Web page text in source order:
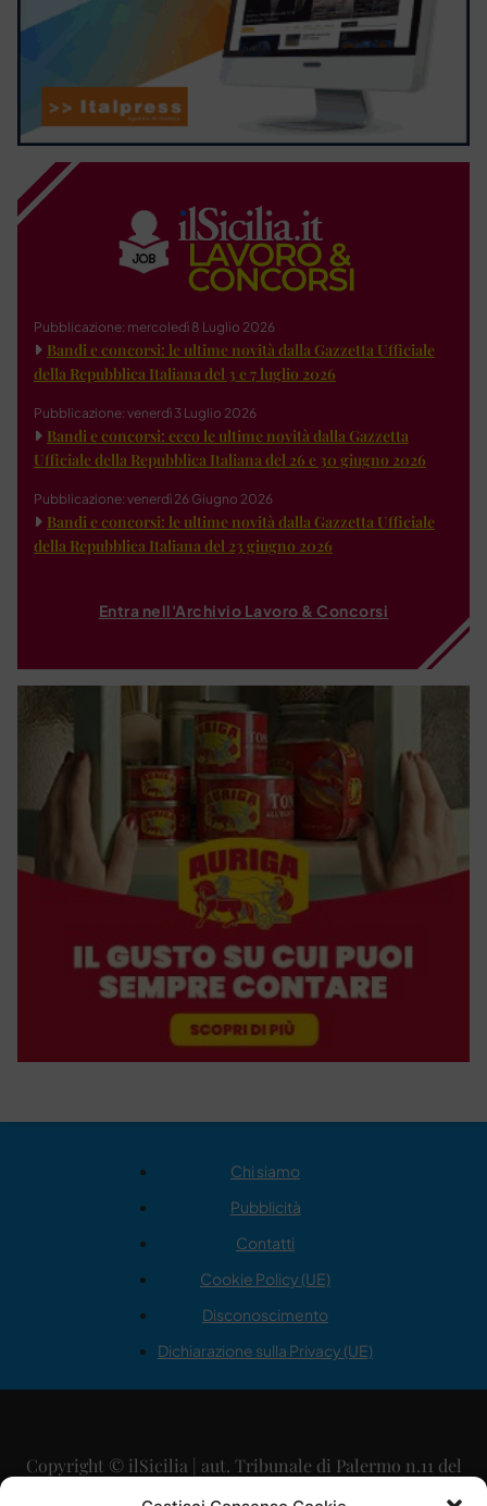
Pubblicazione: mercoledì 8 Luglio 2026
Bandi e concorsi: le ultime novità dalla Gazzetta Ufficiale
della Repubblica Italiana del 3 e 7 luglio 2026
Pubblicazione: venerdì 3 Luglio 2026
Bandi e concorsi: ecco le ultime novità dalla Gazzetta
Ufficiale della Repubblica Italiana del 26 e 30 giugno 2026
Pubblicazione: venerdì 26 Giugno 2026
Bandi e concorsi: le ultime novità dalla Gazzetta Ufficiale
della Repubblica Italiana del 23 giugno 2026
Entra nell'Archivio Lavoro & Concorsi
Chi siamo
Pubblicità
Contatti
Cookie Policy (UE)
Disconoscimento
Dichiarazione sulla Privacy (UE)
Copyright © ilSicilia | aut. Tribunale di Palermo n.11 del
29/09/2015